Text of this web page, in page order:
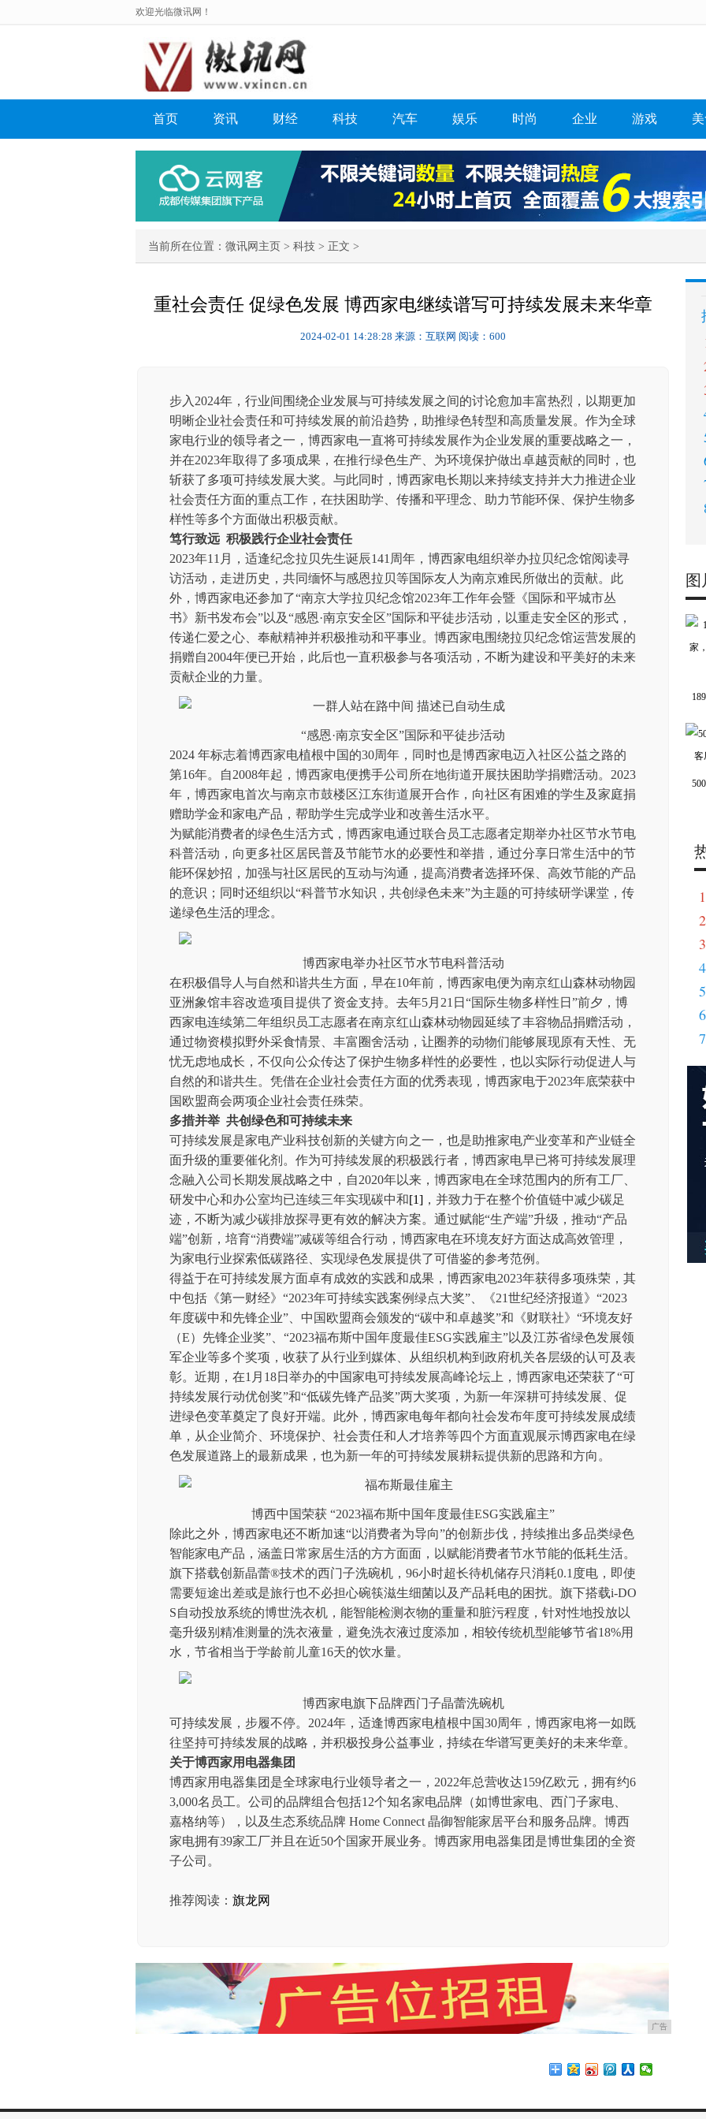
欢迎光临微讯网！
首页 资讯 财经 科技 汽车 娱乐 时尚 企业 游戏
当前所在位置： 微讯网主页 > 科技 > 正文 >
重社会责任 促绿色发展 博西家电继续谱写可持续发展未来华章
2024-02-01 14:28:28 来源：互联网 阅读：600
步入2024年，行业间围绕企业发展与可持续发展之间的讨论愈加丰富热烈，以期更加
明晰企业社会责任和可持续发展的前沿趋势，助推绿色转型和高质量发展。作为全球
家电行业的领导者之一，博西家电一直将可持续发展作为企业发展的重要战略之一，
并在2023年取得了多项成果，在推行绿色生产、为环境保护做出卓越贡献的同时，也
斩获了多项可持续发展大奖。与此同时，博西家电长期以来持续支持并大力推进企业
社会责任方面的重点工作，在扶困助学、传播和平理念、助力节能环保、保护生物多
样性等多个方面做出积极贡献。
笃行致远 积极践行企业社会责任
2023年11月，适逢纪念拉贝先生诞辰141周年，博西家电组织举办拉贝纪念馆阅读寻
访活动，走进历史，共同缅怀与感恩拉贝等国际友人为南京难民所做出的贡献。此
外，博西家电还参加了“南京大学拉贝纪念馆2023年工作年会暨《国际和平城市丛
书》新书发布会”以及“感恩·南京安全区”国际和平徒步活动，以重走安全区的形式，
传递仁爱之心、奉献精神并积极推动和平事业。博西家电围绕拉贝纪念馆运营发展的
捐赠自2004年便已开始，此后也一直积极参与各项活动，不断为建设和平美好的未来
贡献企业的力量。
“感恩·南京安全区”国际和平徒步活动
2024 年标志着博西家电植根中国的30周年，同时也是博西家电迈入社区公益之路的
第16年。自2008年起，博西家电便携手公司所在地街道开展扶困助学捐赠活动。2023
年，博西家电首次与南京市鼓楼区江东街道展开合作，向社区有困难的学生及家庭捐
赠助学金和家电产品，帮助学生完成学业和改善生活水平。
为赋能消费者的绿色生活方式，博西家电通过联合员工志愿者定期举办社区节水节电
科普活动，向更多社区居民普及节能节水的必要性和举措，通过分享日常生活中的节
能环保妙招，加强与社区居民的互动与沟通，提高消费者选择环保、高效节能的产品
的意识；同时还组织以“科普节水知识，共创绿色未来”为主题的可持续研学课堂，传
递绿色生活的理念。
博西家电举办社区节水节电科普活动
在积极倡导人与自然和谐共生方面，早在10年前，博西家电便为南京红山森林动物园
亚洲象馆丰容改造项目提供了资金支持。去年5月21日“国际生物多样性日”前夕，博
西家电连续第二年组织员工志愿者在南京红山森林动物园延续了丰容物品捐赠活动，
通过物资模拟野外采食情景、丰富圈舍活动，让圈养的动物们能够展现原有天性、无
忧无虑地成长，不仅向公众传达了保护生物多样性的必要性，也以实际行动促进人与
自然的和谐共生。凭借在企业社会责任方面的优秀表现，博西家电于2023年底荣获中
国欧盟商会两项企业社会责任殊荣。
多措并举 共创绿色和可持续未来
可持续发展是家电产业科技创新的关键方向之一，也是助推家电产业变革和产业链全
面升级的重要催化剂。作为可持续发展的积极践行者，博西家电早已将可持续发展理
念融入公司长期发展战略之中，自2020年以来，博西家电在全球范围内的所有工厂、
研发中心和办公室均已连续三年实现碳中和[1] ，并致力于在整个价值链中减少碳足
迹，不断为减少碳排放探寻更有效的解决方案。通过赋能“生产端”升级，推动“产品
端”创新，培育“消费端”减碳等组合行动，博西家电在环境友好方面达成高效管理，
为家电行业探索低碳路径、实现绿色发展提供了可借鉴的参考范例。
得益于在可持续发展方面卓有成效的实践和成果，博西家电2023年获得多项殊荣，其
中包括《第一财经》“2023年可持续实践案例绿点大奖”、《21世纪经济报道》“2023
年度碳中和先锋企业”、中国欧盟商会颁发的“碳中和卓越奖”和《财联社》“环境友好
（E）先锋企业奖”、“2023福布斯中国年度最佳ESG实践雇主”以及江苏省绿色发展领
军企业等多个奖项，收获了从行业到媒体、从组织机构到政府机关各层级的认可及表
彰。近期，在1月18日举办的中国家电可持续发展高峰论坛上，博西家电还荣获了“可
持续发展行动优创奖”和“低碳先锋产品奖”两大奖项，为新一年深耕可持续发展、促
进绿色变革奠定了良好开端。此外，博西家电每年都向社会发布年度可持续发展成绩
单，从企业简介、环境保护、社会责任和人才培养等四个方面直观展示博西家电在绿
色发展道路上的最新成果，也为新一年的可持续发展耕耘提供新的思路和方向。
博西中国荣获 “2023福布斯中国年度最佳ESG实践雇主”
除此之外，博西家电还不断加速“以消费者为导向”的创新步伐，持续推出多品类绿色
智能家电产品，涵盖日常家居生活的方方面面，以赋能消费者节水节能的低耗生活。
旗下搭载创新晶蕾®技术的西门子洗碗机，96小时超长待机储存只消耗0.1度电，即使
需要短途出差或是旅行也不必担心碗筷滋生细菌以及产品耗电的困扰。旗下搭载i-DO
S自动投放系统的博世洗衣机，能智能检测衣物的重量和脏污程度，针对性地投放以
毫升级别精准测量的洗衣液量，避免洗衣液过度添加，相较传统机型能够节省18%用
水，节省相当于学龄前儿童16天的饮水量。
博西家电旗下品牌西门子晶蕾洗碗机
可持续发展，步履不停。2024年，适逢博西家电植根中国30周年，博西家电将一如既
往坚持可持续发展的战略，并积极投身公益事业，持续在华谱写更美好的未来华章。
关于博西家用电器集团
博西家用电器集团是全球家电行业领导者之一，2022年总营收达159亿欧元，拥有约6
3,000名员工。公司的品牌组合包括12个知名家电品牌（如博世家电、西门子家电、
嘉格纳等），以及生态系统品牌 Home Connect 晶御智能家居平台和服务品牌。博西
家电拥有39家工厂并且在近50个国家开展业务。博西家用电器集团是博世集团的全资
子公司。
推荐阅读： 旗龙网
广告
1
2
3
4
5
6
7